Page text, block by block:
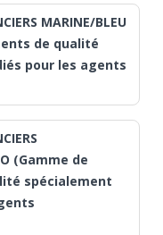
MARINE/BLEU
de qualité
pour les agents
(Gamme de
spécialement